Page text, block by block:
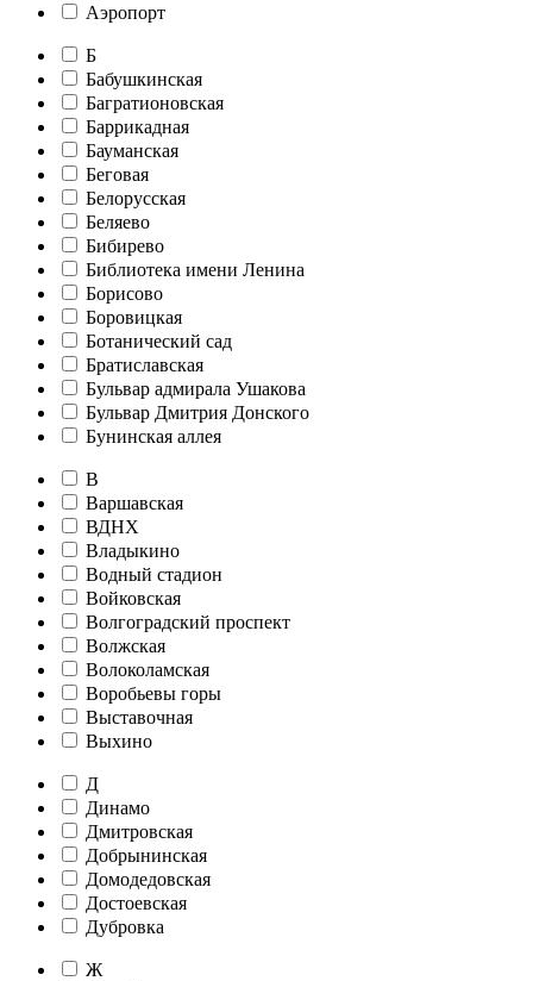
Аэропорт
Б
Бабушкинская
Багратионовская
Баррикадная
Бауманская
Беговая
Белорусская
Беляево
Бибирево
Библиотека имени Ленина
Борисово
Боровицкая
Ботанический сад
Братиславская
Бульвар адмирала Ушакова
Бульвар Дмитрия Донского
Бунинская аллея
В
Варшавская
ВДНХ
Владыкино
Водный стадион
Войковская
Волгоградский проспект
Волжская
Волоколамская
Воробьевы горы
Выставочная
Выхино
Д
Динамо
Дмитровская
Добрынинская
Домодедовская
Достоевская
Дубровка
Ж